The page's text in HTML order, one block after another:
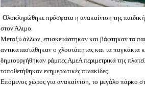
Ολοκληρώθηκε πρόσφατα η ανακαίνιση της
στον Άλιμο.
Μεταξύ άλλων, επισκευάστηκαν και βάφτηκαν τα
αντικαταστάθηκαν ο χλοοτάπητας και τα παγκάκια
δημιουργήθηκαν ράμπες ΑμεΑ περιμετρικά της
τοποθετήθηκαν ενημερωτικές πινακίδες.
Επόμενος χώρος για ανακαίνιση, το μεγάλο πάρκο